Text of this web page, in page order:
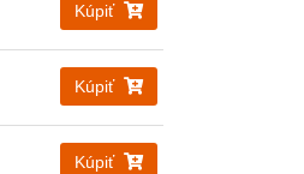
Kúpiť
Kúpiť
Kúpiť